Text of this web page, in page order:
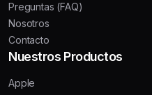
Preguntas (FAQ)
Nosotros
Contacto
Nuestros Productos
Apple